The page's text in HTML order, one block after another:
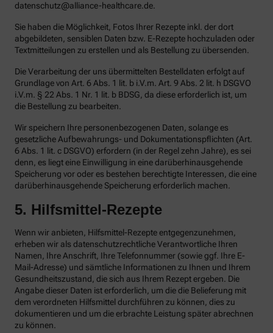
datenschutz@alliance-healthcare.de.
Sie haben die Möglichkeit, Fotos Ihrer Rezepte inkl. der dort
abgebildeten, sensiblen Daten bzw. E-Rezepte hochzuladen oder
Textmitteilungen zu erstellen und als Bestellung zu übersenden.
Die Verarbeitung der uns übermittelten Bestelldaten erfolgt auf
Grundlage von Art. 6 Abs. 1 lit. b i.V.m. Art. 9 Abs. 2 lit. h DSGVO
i.V.m. § 22 Abs. 1 Nr. 1 lit. b BDSG, da diese erforderlich ist, um
die Bestellung zu bearbeiten.
Wir speichern Ihre personenbezogenen Daten, solange es
gesetzliche Aufbewahrungs- und Dokumentationspflichten (Art.
6 Abs. 1 lit. c DSGVO) erfordern (in der Regel zehn Jahre), es sei
denn, es liegt eine Einwilligung in eine darüberhinausgehende
Speicherung vor oder es bestehen berechtigte Interessen, die eine
darüberhinausgehende Speicherung erforderlich machen.
5. Hilfsmittel-Rezepte
Wenn wir anbieten, Hilfsmittel-Rezepte entgegenzunehmen,
erheben wir als datenschutzrechtliche Verantwortliche Ihren
Namen, Ihre Anschrift, Ihre Telefonnummer (sowie ggf. Ihre E-
Mail-Adresse) und sämtliche Informationen zu Ihnen und Ihrem
Gesundheitszustand, die sich aus Ihrem Rezept ergeben. Die
Angabe dieser Daten ist erforderlich, um die die Belieferung mit
dem verordneten Hilfsmittel durchführen zu können, dies zu
dokumentieren und um die erbrachte Leistung später abrechnen
zu können.